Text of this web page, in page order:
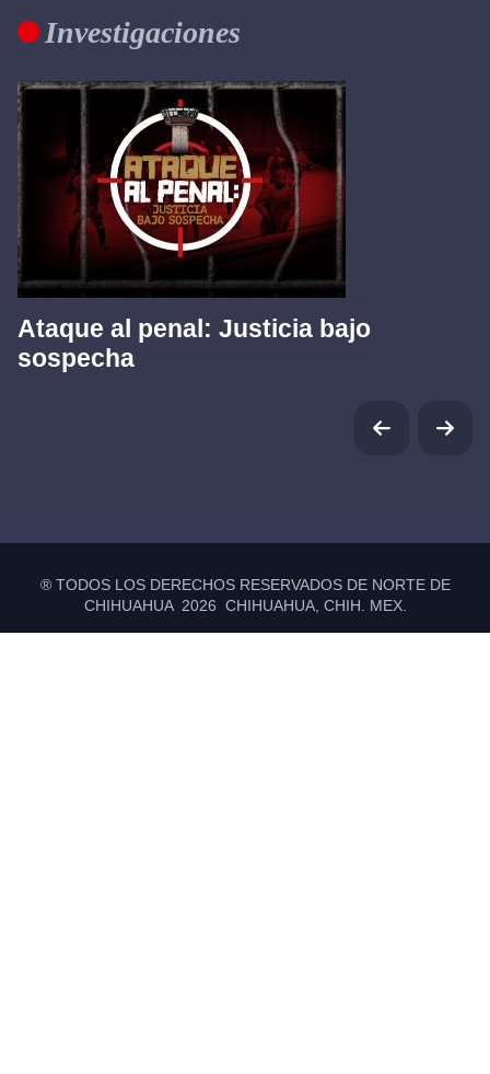
Investigaciones
Ataque al penal: Justicia bajo
sospecha
® TODOS LOS DERECHOS RESERVADOS DE NORTE DE
CHIHUAHUA 2026 CHIHUAHUA, CHIH. MEX.